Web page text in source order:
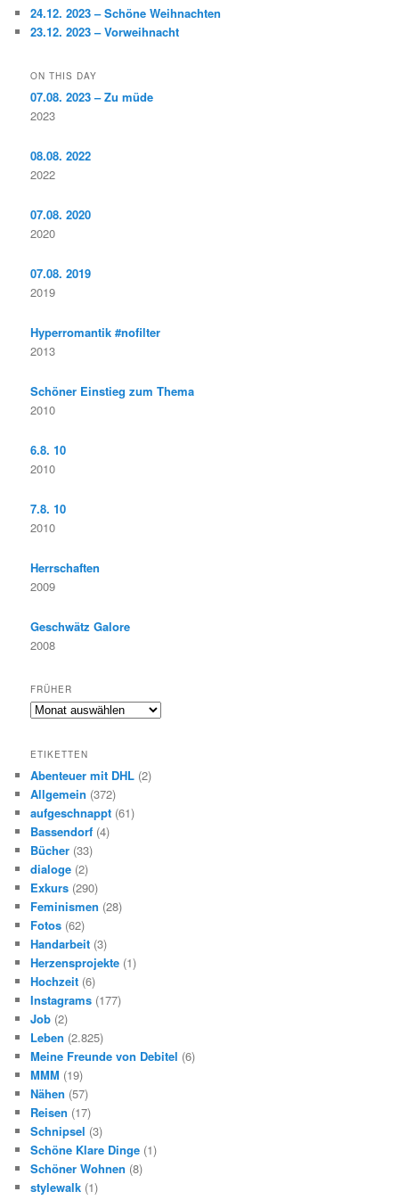
24.12. 2023 – Schöne Weihnachten
23.12. 2023 – Vorweihnacht
ON THIS DAY
07.08. 2023 – Zu müde
2023
08.08. 2022
2022
07.08. 2020
2020
07.08. 2019
2019
Hyperromantik #nofilter
2013
Schöner Einstieg zum Thema
2010
6.8. 10
2010
7.8. 10
2010
Herrschaften
2009
Geschwätz Galore
2008
FRÜHER
F
h
e
r
ETIKETTEN
Abenteuer mit DHL (2)
Allgemein (372)
aufgeschnappt (61)
Bassendorf (4)
Bücher (33)
dialoge (2)
Exkurs (290)
Feminismen (28)
Fotos (62)
Handarbeit (3)
Herzensprojekte (1)
Hochzeit (6)
Instagrams (177)
Job (2)
Leben (2.825)
Meine Freunde von Debitel (6)
MMM (19)
Nähen (57)
Reisen (17)
Schnipsel (3)
Schöne Klare Dinge (1)
Schöner Wohnen (8)
stylewalk (1)